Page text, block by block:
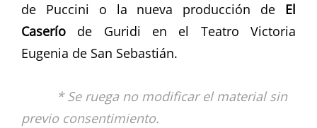
de Puccini o la nueva producción de El
Caserío de Guridi en el Teatro Victoria
Eugenia de San Sebastián.
* Se ruega no modificar el material sin
previo consentimiento.